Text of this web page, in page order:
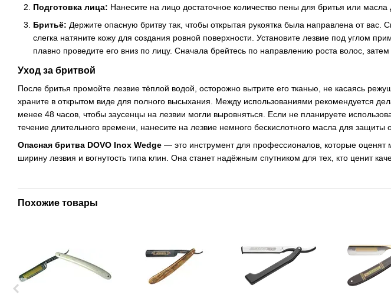
Подготовка лица: Нанесите на лицо достаточное количество пены для бритья или масла
Бритьё: Держите опасную бритву так, чтобы открытая рукоятка была направлена от вас.
слегка натяните кожу для создания ровной поверхности. Установите лезвие под углом
плавно проведите его вниз по лицу. Сначала брейтесь по направлению роста волос,
Уход за бритвой
После бритья промойте лезвие тёплой водой, осторожно вытрите его тканью, не касаясь
храните в открытом виде для полного высыхания. Между использованиями рекомендуется
менее 48 часов, чтобы заусенцы на лезвии могли выровняться. Если не планируете
течение длительного времени, нанесите на лезвие немного бескислотного масла для защиты
Опасная бритва DOVO Inox Wedge — это инструмент для профессионалов, которые оценят
ширину лезвия и вогнутость типа клин. Она станет надёжным спутником для тех, кто ценит
Похожие товары